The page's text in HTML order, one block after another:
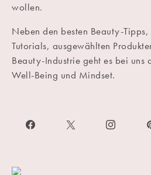
wollen.
Neben den besten Beauty-
Tutorials, ausgewählten
Beauty-Industrie geht es bei uns
Well-Being und Mindset.